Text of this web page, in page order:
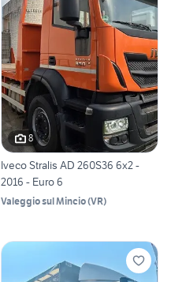
8
Iveco Stralis AD 260S36 6x2 -
2016 - Euro 6
Valeggio sul Mincio(VR)